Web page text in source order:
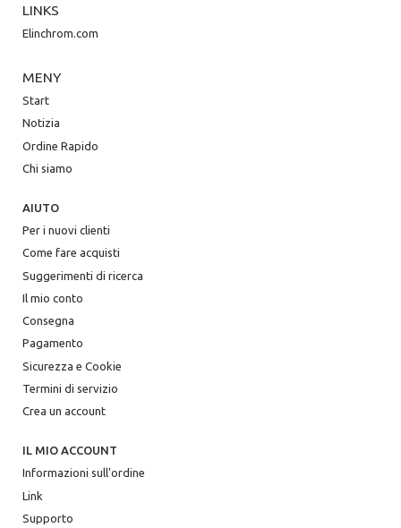
LINKS
Elinchrom.com
MENY
Start
Notizia
Ordine Rapido
Chi siamo
AIUTO
Per i nuovi clienti
Come fare acquisti
Suggerimenti di ricerca
Il mio conto
Consegna
Pagamento
Sicurezza e Cookie
Termini di servizio
Crea un account
IL MIO ACCOUNT
Informazioni sull'ordine
Link
Supporto